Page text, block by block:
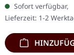
Holzbox mit Logo
Nummerierung,…
Sofort verfügbar,
Lieferzeit: 1-2